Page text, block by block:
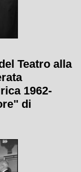
Teatro alla
1962-
di
De